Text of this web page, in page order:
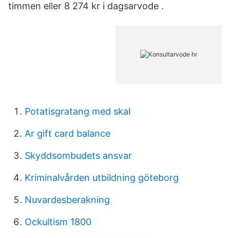
timmen eller 8 274 kr i dagsarvode .
Potatisgratang med skal
Ar gift card balance
Skyddsombudets ansvar
Kriminalvården utbildning göteborg
Nuvardesberakning
Ockultism 1800